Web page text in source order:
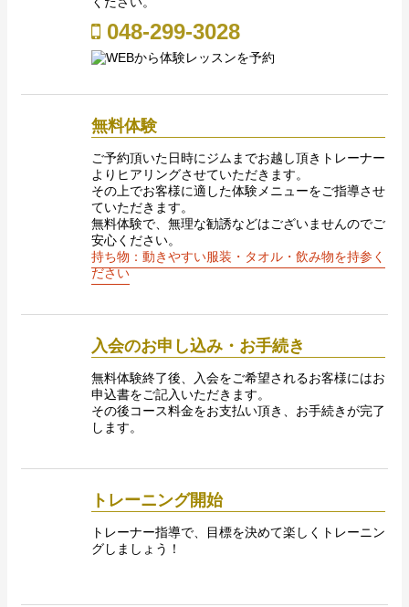
048-299-3028
無料体験
ご予約頂いた日時にジムまでお越し頂きトレーナー
よりヒアリングさせていただきます。
その上でお客様に適した体験メニューをご指導させ
ていただきます。
無料体験で、無理な勧誘などはございませんのでご
安心ください。
持ち物：動きやすい服装・タオル・飲み物を持参く
ださい
入会のお申し込み・お手続き
無料体験終了後、入会をご希望されるお客様にはお
申込書をご記入いただきます。
その後コース料金をお支払い頂き、お手続きが完了
します。
トレーニング開始
トレーナー指導で、目標を決めて楽しくトレーニン
グしましょう！